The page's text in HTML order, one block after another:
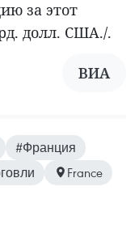
за этот
долл. США./.
ВИА
#Франция
France